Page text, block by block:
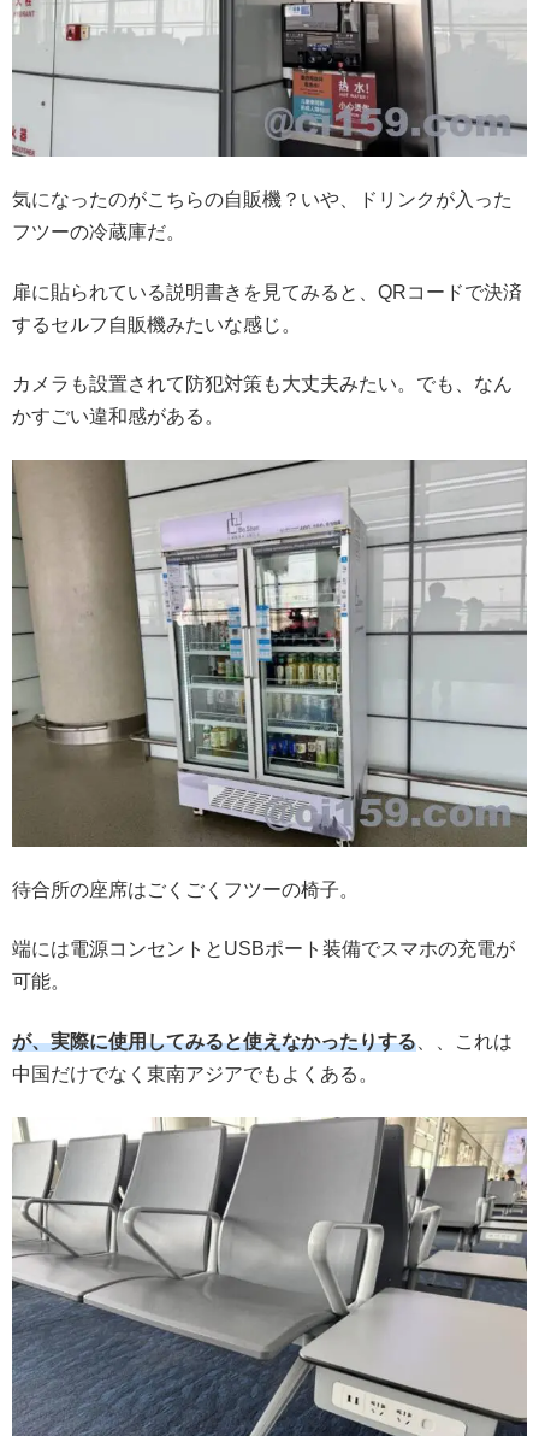
気になったのがこちらの自販機？いや、ドリンクが入った
フツーの冷蔵庫だ。
扉に貼られている説明書きを見てみると、QRコードで決済
するセルフ自販機みたいな感じ。
カメラも設置されて防犯対策も大丈夫みたい。でも、なん
かすごい違和感がある。
待合所の座席はごくごくフツーの椅子。
端には電源コンセントとUSBポート装備でスマホの充電が
可能。
が、実際に使用してみると使えなかったりする 、、これは
中国だけでなく東南アジアでもよくある。